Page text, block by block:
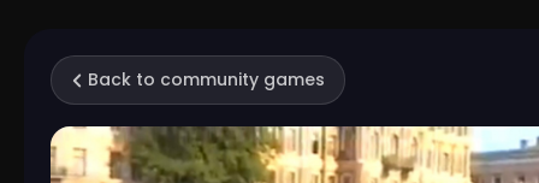
Back to community games